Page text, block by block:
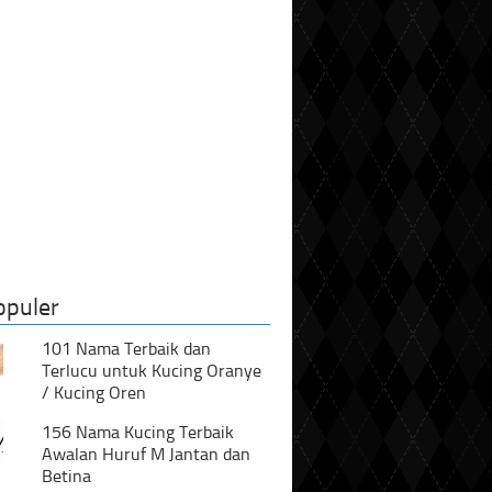
101 Nama Terbaik dan
Terlucu untuk Kucing Oranye
/ Kucing Oren
156 Nama Kucing Terbaik
Awalan Huruf M Jantan dan
Betina